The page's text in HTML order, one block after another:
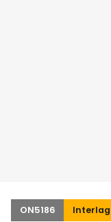
ON5186